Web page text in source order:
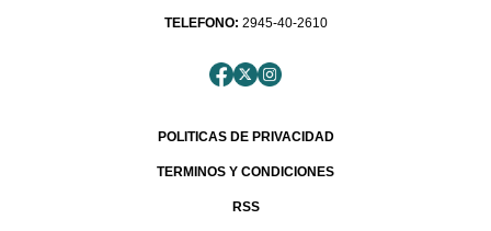
TELEFONO: 2945-40-2610
POLITICAS DE PRIVACIDAD
TERMINOS Y CONDICIONES
RSS